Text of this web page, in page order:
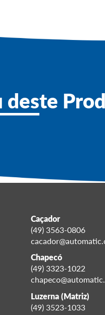
deste
Caçador
(49) 3563-0806
Chapecó
(49) 3323-1022
Luzerna (Matriz)
(49) 3523-1033